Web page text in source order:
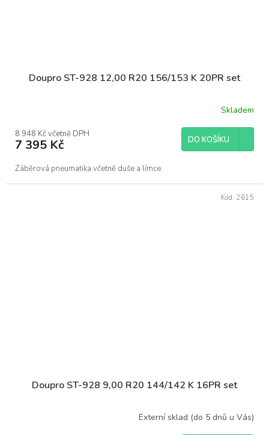
Doupro ST-928 12,00 R20 156/153 K 20PR set
Skladem
8 948 Kč včetně DPH
7 395 Kč DO KOŠÍKU
Záběrová pneumatika včetně duše a límce.
Doupro ST-928 9,00 R20 144/142 K 16PR set
Externí sklad (do 5 dnů u Vás)
Kód: 2615